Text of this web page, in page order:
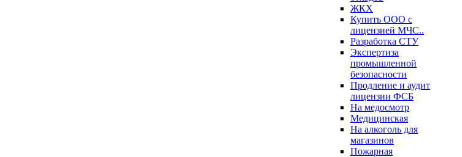
ЖКХ
Купить ООО с
лицензией МЧС..
Разработка СТУ
Экспертиза
промышленной
безопасности
Продление и аудит
лицензии ФСБ
На медосмотр
Медицинская
На алкоголь для
магазинов
Пожарная